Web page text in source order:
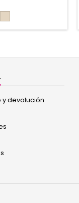
regulables
Combina
1/0458 y 1/0459.
devolución